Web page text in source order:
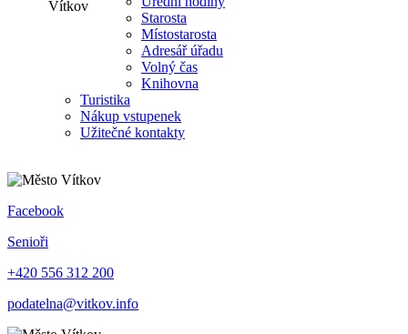
Starosta
Místostarosta
Adresář úřadu
Volný čas
Knihovna
Turistika
Nákup vstupenek
Užitečné kontakty
Facebook
Senioři
+420 556 312 200
podatelna@vitkov.info